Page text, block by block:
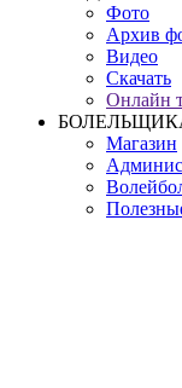
Фото
Архив
Видео
Скачать
Онлайн
Магазин